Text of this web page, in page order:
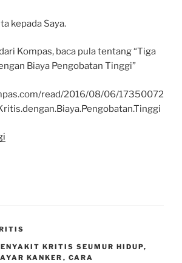
kepada Saya.
Kompas, baca pula tentang “Tiga
Biaya Pengobatan Tinggi”
read/2016/08/06/17350072
KRITIS SEUMUR HIDUP,
KANKER , CARA